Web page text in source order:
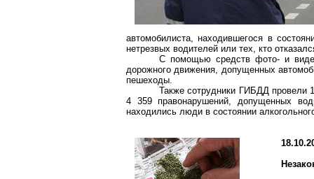
автомобилиста, находившегося в
нетрезвых водителей или тех, кто
С помощью средств фото- и
дорожного движения, допущенных
пешеходы.
Также сотрудники ГИБДД провели
4 359 правонарушений, допущенных
находились люди в состоянии